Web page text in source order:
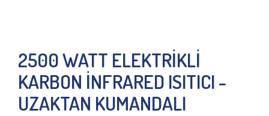
2500 WATT ELEKTRİKLİ
KARBON İNFRARED ISITICI -
UZAKTAN KUMANDALI